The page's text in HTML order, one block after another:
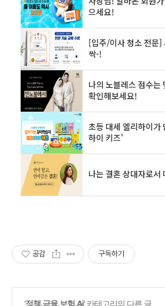
공감 구독하기
'정책.금융.보험.Ai' 카테고리의 다른 글